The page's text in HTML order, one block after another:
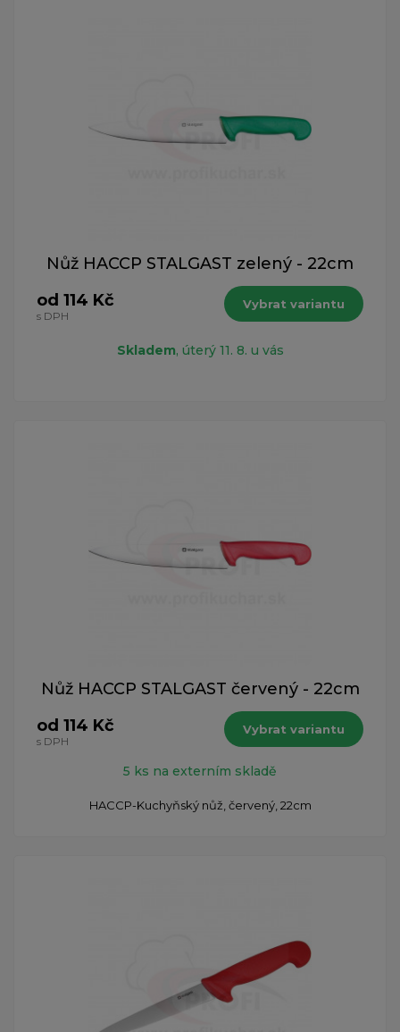
Nůž HACCP STALGAST zelený - 22cm
od 114 Kč
s DPH
Vybrat variantu
Skladem, úterý 11. 8. u vás
Nůž HACCP STALGAST červený - 22cm
od 114 Kč
s DPH
Vybrat variantu
5 ks na externím skladě
HACCP-Kuchyňský nůž, červený, 22cm